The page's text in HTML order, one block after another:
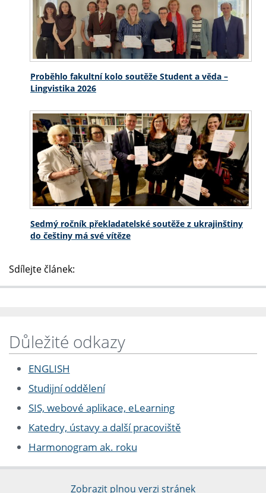
Proběhlo fakultní kolo soutěže Student a věda –
Lingvistika 2026
Sedmý ročník překladatelské soutěže z ukrajinštiny
do češtiny má své vítěze
Sdílejte článek:
Důležité odkazy
ENGLISH
Studijní oddělení
SIS, webové aplikace, eLearning
Katedry, ústavy a další pracoviště
Harmonogram ak. roku
Zobrazit plnou verzi stránek